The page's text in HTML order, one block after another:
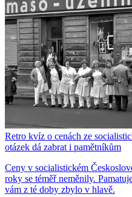
Retro kvíz o cenách ze
otázek dá zabrat i pamětníkům
Ceny v socialistickém
roky se téměř neměnily.
vám z té doby zbylo v hlavě.